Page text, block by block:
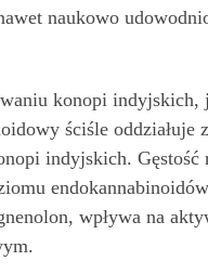
naukowo
konopi indyjskich,
ściśle
indyjskich.
wpływa na